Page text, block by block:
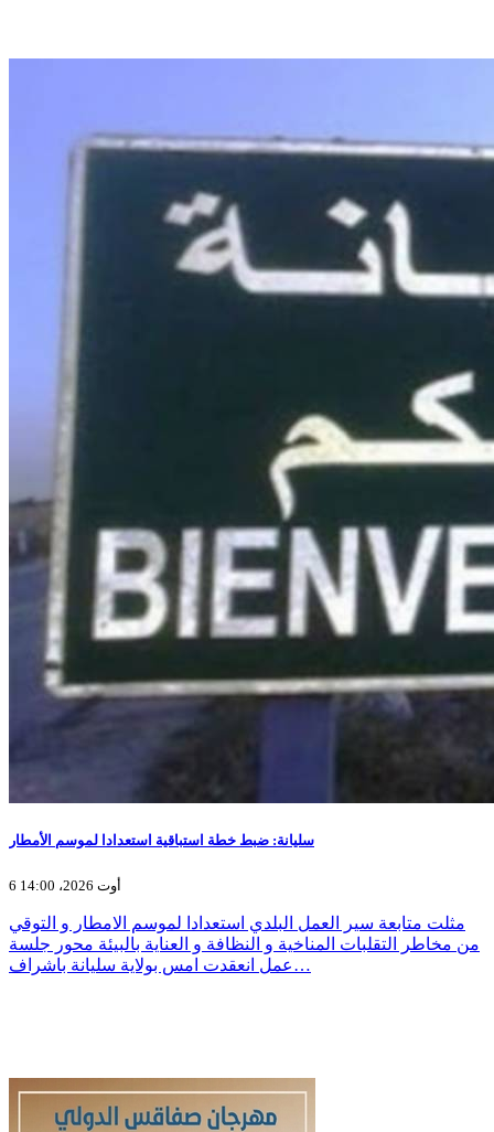
سليانة: ضبط خطة استباقية استعدادا لموسم الأمطار
6 أوت 2026، 14:00
مثلت متابعة سير العمل البلدي استعدادا لموسم الامطار و التوقي
من مخاطر التقلبات المناخية و النظافة و العناية بالبيئة محور جلسة
عمل انعقدت امس بولاية سليانة باشراف…